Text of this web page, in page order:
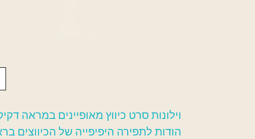
וילונות סרט כיווץ מאופיינים במראה
הודות לתפירה היפיפייה של הכיווצים